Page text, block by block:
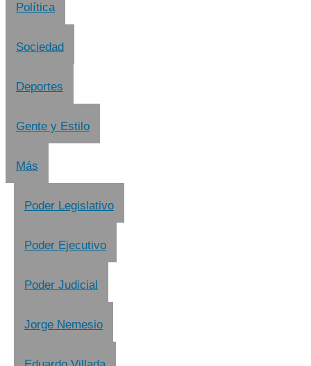
Política
Sociedad
Deportes
Gente y Estilo
Más
Poder Legislativo
Poder Ejecutivo
Poder Judicial
Jorge Nemesio